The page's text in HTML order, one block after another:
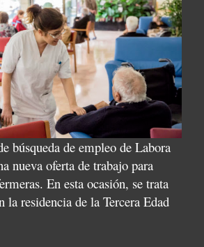
búsqueda de empleo de Labora
nueva oferta de trabajo para
En esta ocasión, se trata
la residencia de la Tercera Edad